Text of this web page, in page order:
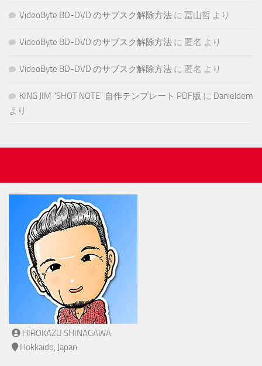
VideoByte BD-DVD のサブスク解除方法 に 冨山哲 より
VideoByte BD-DVD のサブスク解除方法 に 匿名 より
VideoByte BD-DVD のサブスク解除方法 に 匿名 より
KING JIM “SHOT NOTE” 自作テンプレート PDF版 に Danieldem
より
HIROKAZU SHINAGAWA
Hokkaido, Japan